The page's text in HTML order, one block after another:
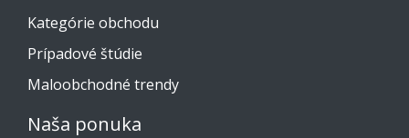
Kategórie obchodu
Prípadové štúdie
Maloobchodné trendy
Naša ponuka